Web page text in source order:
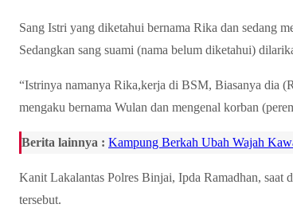
Sang Istri yang diketahui bernama Rika dan sedang
Sedangkan sang suami (nama belum diketahui)
“Istrinya namanya Rika,kerja di BSM, Biasanya dia
mengaku bernama Wulan dan mengenal korban
Berita lainnya : Kampung Berkah Ubah Wajah
Kanit Lakalantas Polres Binjai, Ipda Ramadhan, saat
tersebut.